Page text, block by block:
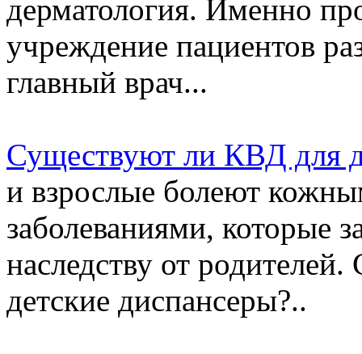
дерматология. Именно
учреждение пациентов
главный врач...
Существуют ли КВД для
и взрослые болеют
заболеваниями, которые
наследству от
детские диспансеры?..